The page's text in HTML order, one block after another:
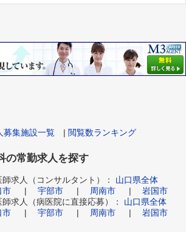
募集施設一覧 | 閲覧数ランキング
の常勤求人を探す
求人（コンサルタント）： 山口県全体
市 | 宇部市 | 周南市 | 岩国市
求人（病医院に直接応募）： 山口県全体
市 | 宇部市 | 周南市 | 岩国市